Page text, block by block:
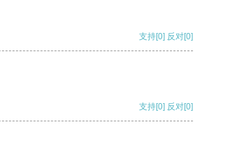
支持[0] 反对[0]
支持[0] 反对[0]